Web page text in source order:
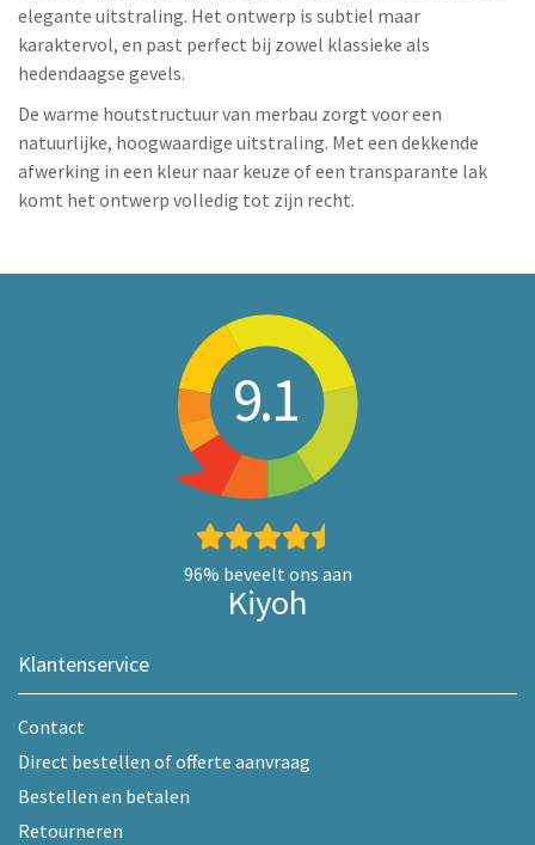
elegante uitstraling. Het ontwerp is subtiel maar
karaktervol, en past perfect bij zowel klassieke als
hedendaagse gevels.
De warme houtstructuur van merbau zorgt voor een
natuurlijke, hoogwaardige uitstraling. Met een dekkende
afwerking in een kleur naar keuze of een transparante lak
komt het ontwerp volledig tot zijn recht.
9.1
96% beveelt ons aan
Kiyoh
Klantenservice
Contact
Direct bestellen of offerte aanvraag
Bestellen en betalen
Retourneren